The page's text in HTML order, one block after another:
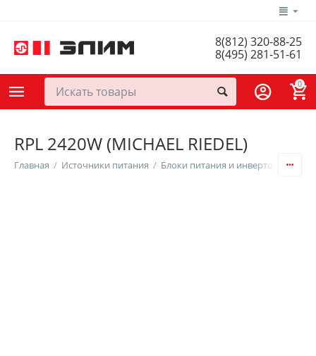
8(812) 320-88-25
8(495) 281-51-61
0
RPL 2420W (MICHAEL RIEDEL)
Главная / Источники питания / Блоки питания и инверторы /